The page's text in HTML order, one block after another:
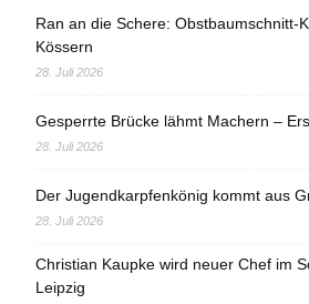
Ran an die Schere: Obstbaumschnitt-
Kössern
28. Juli 2026
Gesperrte Brücke lähmt Machern –
28. Juli 2026
Der Jugendkarpfenkönig kommt aus
28. Juli 2026
Christian Kaupke wird neuer Chef im
Leipzig